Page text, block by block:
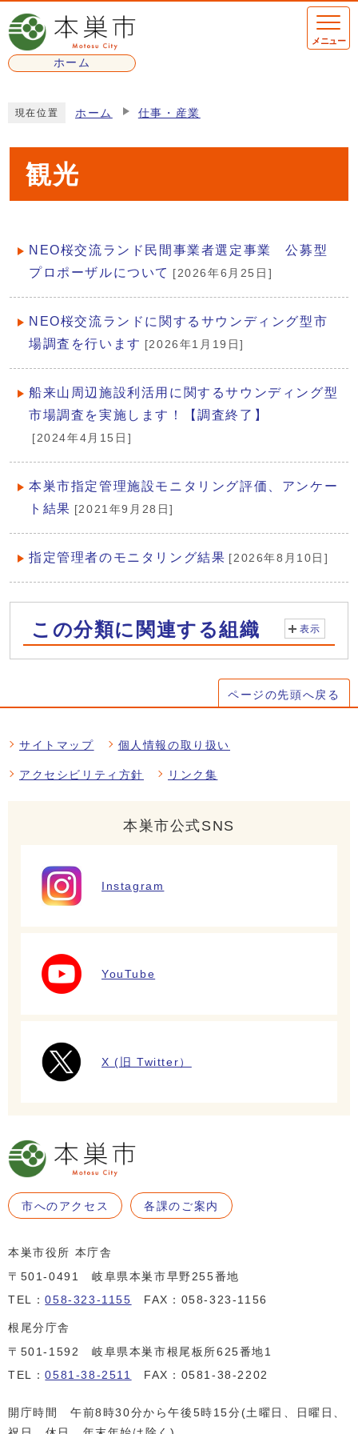
ページの先頭です
ホーム
メニュー
現在位置 ホーム 仕事・産業
観光
メインメニュー
NEO桜交流ランド民間事業者選定事業 公募型
プロポーザルについて [2026年6月25日]
NEO桜交流ランドに関するサウンディング型市
場調査を行います [2026年1月19日]
船来山周辺施設利活用に関するサウンディング型
市場調査を実施します！【調査終了】
[2024年4月15日]
本巣市指定管理施設モニタリング評価、アンケー
ト結果 [2021年9月28日]
指定管理者のモニタリング結果 [2026年8月10日]
この分類に関連する組織 表示
ページの先頭へ戻る
サイトマップ 個人情報の取り扱い
アクセシビリティ方針 リンク集
本巣市公式SNS
Instagram
YouTube
X (旧 Twitter）
市へのアクセス 各課のご案内
本巣市役所 本庁舎
〒501-0491 岐阜県本巣市早野255番地
TEL：058-323-1155 FAX：058-323-1156
根尾分庁舎
〒501-1592 岐阜県本巣市根尾板所625番地1
TEL：0581-38-2511 FAX：0581-38-2202
開庁時間 午前8時30分から午後5時15分(土曜日、日曜日、